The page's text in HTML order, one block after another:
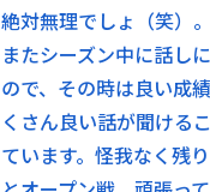
絶対無理でしょ（笑）。
またシーズン中に話し
ので、その時は良い成
くさん良い話が聞ける
ています。怪我なく残